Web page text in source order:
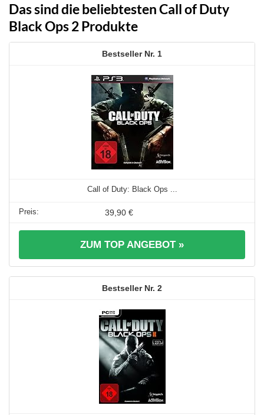
Das sind die beliebtesten Call of Duty
Black Ops 2 Produkte
1
Call of Duty: Black Ops ...
39,90 €
ZUM TOP ANGEBOT »
2